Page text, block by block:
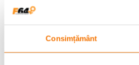
Consimțământ